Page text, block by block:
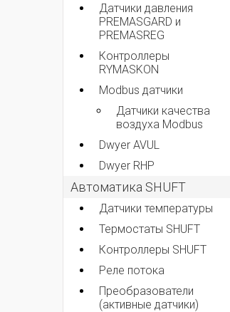
Датчики давления
PREMASGARD и
PREMASREG
Контроллеры
RYMASKON
Modbus датчики
Датчики качества
воздуха Modbus
Dwyer AVUL
Dwyer RHP
Автоматика SHUFT
Датчики температуры
Термостаты SHUFT
Контроллеры SHUFT
Реле потока
Преобразователи
(активные датчики)